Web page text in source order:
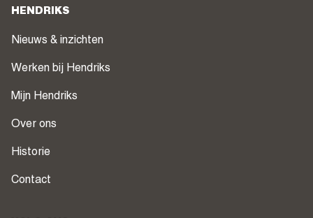
HENDRIKS
Nieuws & inzichten
Werken bij Hendriks
Mijn Hendriks
Over ons
Historie
Contact